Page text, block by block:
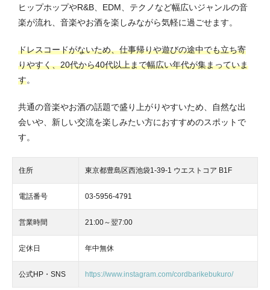
ヒップホップやR&B、EDM、テクノなど幅広いジャンルの音
楽が流れ、音楽やお酒を楽しみながら気軽に過ごせます。
ドレスコードがないため、仕事帰りや遊びの途中でも立ち寄
りやすく、20代から40代以上まで幅広い年代が集まっていま
す。
共通の音楽やお酒の話題で盛り上がりやすいため、自然な出
会いや、新しい交流を楽しみたい方におすすめのスポットで
す。
住所 東京都豊島区西池袋1-39-1 ウエストコア B1F
電話番号 03-5956-4791
営業時間 21:00～翌7:00
定休日 年中無休
公式HP・SNS https://www.instagram.com/cordbarikebukuro/